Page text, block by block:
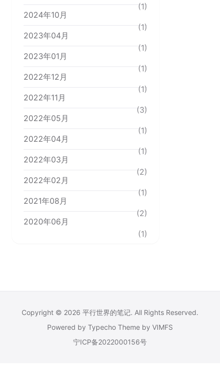
(1)
2024年10月
(1)
2023年04月
(1)
2023年01月
(1)
2022年12月
(1)
2022年11月
(3)
2022年05月
(1)
2022年04月
(1)
2022年03月
(2)
2022年02月
(1)
2021年08月
(2)
2020年06月
(1)
Copyright © 2026 平行世界的笔记. All Rights Reserved.
Powered by Typecho Theme by VIMFS
宁ICP备2022000156号